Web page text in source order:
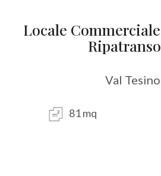
Locale
Val Tesino
81 mq